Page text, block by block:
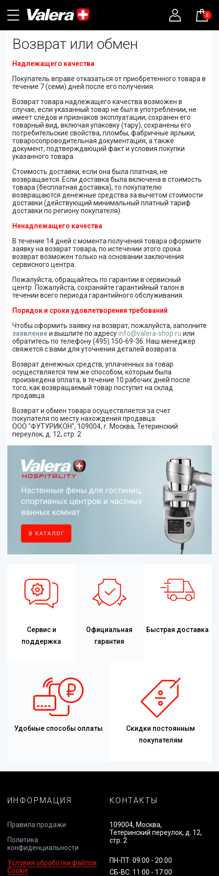
0
Возврат или обмен
Надлежащего качества
Покупатель вправе отказаться от приобретенного товара в
течение 7 (семи) дней после его получения.
Возврат товара надлежащего качества возможен в
случае, если указанный товар не был в употреблении, не
имеет следов и признаков эксплуатации, сохранен его
товарный вид, включая упаковку (тару), сохранены его
потребительские свойства, пломбы, фабричные ярлыки,
товаросопроводительная документация, а также
документ, подтверждающий факт и условия покупки
указанного товара.
Стоимость доставки, если она была платная, не
возвращается. Если доставка была включена в стоимость
товара (бесплатная доставка), то покупателю
возвращаются денежные средства за вычетом стоимости
доставки (действующий минимальный платный тариф
доставки по региону покупателя).
Ненадлежащего качества
В течение 14 дней с момента получения товара оформите
заявку на возврат товара, по истечении этого срока
возврат возможен только на основании заключения
сервисного центра.
Пожалуйста, обращайтесь по гарантии в сервисный
центр. Пожалуйста, сохраняйте гарантийный талон в
течении всего периода гарантийного обслуживания.
Порядок и сроки удовлетворения требований
Чтобы оформить заявку на возврат, пожалуйста, заполните
заявлениеи вышлите по адресуinfo@valera-shop.ru или
обратитесь по телефону (495) 150-69-36. Наш менеджер
свяжется с вами для уточнения деталей возврата.
Возврат денежных средств, уплаченных за товар
осуществляется тем же способом, которым была
произведена оплата, в течение 10 рабочих дней после
того, как возвращаемый товар поступит на склад
продавца.
Возврат и обмен товара осуществляется за счет
покупателя по месту нахождения продавца:
ООО "ФУТУРИКОН", 109004, г. Москва, Тетеринский
переулок, д. 12, стр. 2
Сервис и
поддержка
Официальная
гарантия
Быстрая доставка
Удобные способы оплаты
Скидки постоянным
покупателям
ИНФОРМАЦИЯ
Правила продажи
Политика
конфиденциальности
Условия обработки файлов
Cookie
КОНТАКТЫ
109004, Москва,
Тетеринский переулок, д. 12,
стр. 2
ПН-ПТ: 09:00 - 20:00
СБ-ВС: 11:00 - 17:00